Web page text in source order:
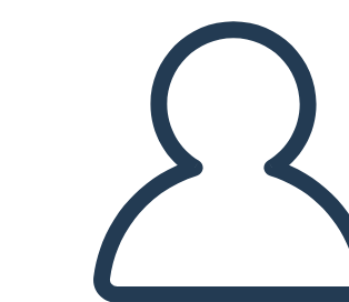
ПУСКАНЕ НА СЛАЙДШОУ
ЧЕТИ МИ